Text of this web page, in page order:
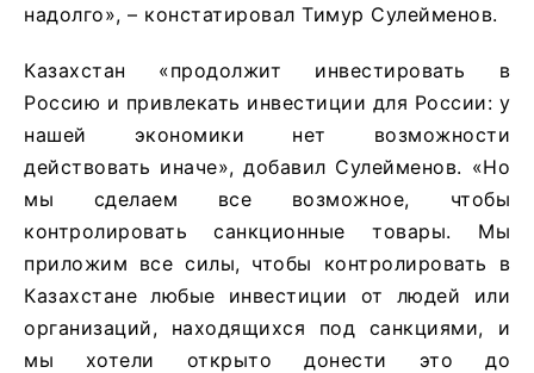
надолго», – констатировал Тимур Сулейменов.
Казахстан «продолжит инвестировать в
Россию и привлекать инвестиции для России: у
нашей экономики нет возможности
действовать иначе», добавил Сулейменов. «Но
мы сделаем все возможное, чтобы
контролировать санкционные товары. Мы
приложим все силы, чтобы контролировать в
Казахстане любые инвестиции от людей или
организаций, находящихся под санкциями, и
мы хотели открыто донести это до